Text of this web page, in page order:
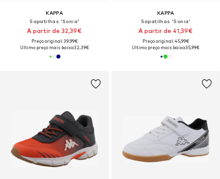
KAPPA
Sapatilhas 'Sonia'
A partir de 32,39€
Preço original: 39,99€
Último preço mais baixo:32,39€
KAPPA
Sapatilhas 'Sonia'
A partir de 41,39€
Preço original: 45,99€
Último preço mais baixo:35,99€